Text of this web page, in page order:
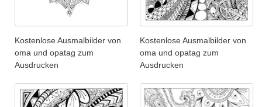
Kostenlose Ausmalbilder von
oma und opatag zum
Ausdrucken
Kostenlose Ausmalbilder von
oma und opatag zum
Ausdrucken